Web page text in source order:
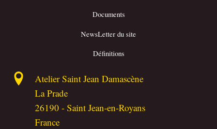
Documents
NewsLetter du site
Définitions
Atelier Saint Jean Damascène
La Prade
26190 -Saint Jean-en-Royans
France